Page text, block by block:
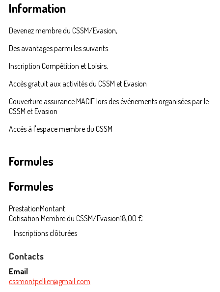
Information
Devenez membre du CSSM/Evasion,
Des avantages parmi les suivants:
Inscription Compétition et Loisirs,
Accès gratuit aux activités du CSSM et Evasion
Couverture assurance MACIF lors des événements organisées par le
CSSM et Evasion
Accès à l'espace membre du CSSM
Formules
Formules
PrestationMontant
Cotisation Membre du CSSM/Evasion18,00 €
Inscriptions clôturées
Contacts
Email
cssmontpellier@gmail.com